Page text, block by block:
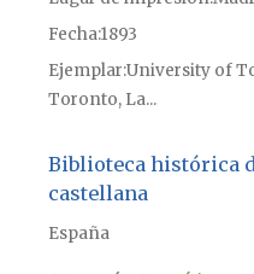
Fecha1893
Ejemplar University of
Toronto, La...
Biblioteca histórica
castellana
España